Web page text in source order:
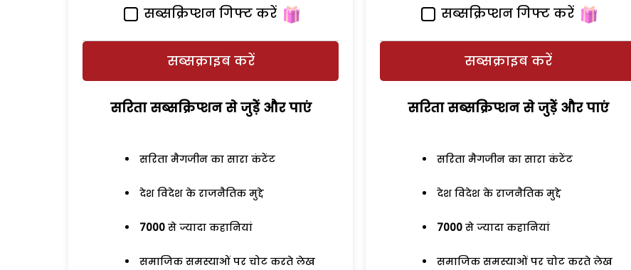
सब्सक्रिप्शन गिफ्ट करें
सब्सक्राइब करें
सरिता सब्सक्रिप्शन से जुड़ेें और पाएं
सरिता मैगजीन का सारा कंटेंट
देश विदेश के राजनैतिक मुद्दे
7000 से ज्यादा कहानियां
समाजिक समस्याओं पर चोट करते लेख
सब्सक्रिप्शन गिफ्ट करें
सब्सक्राइब करें
सरिता सब्सक्रिप्शन से जुड़ेें और पाएं
सरिता मैगजीन का सारा कंटेंट
देश विदेश के राजनैतिक मुद्दे
7000 से ज्यादा कहानियां
समाजिक समस्याओं पर चोट करते लेख